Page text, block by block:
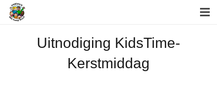
Uitnodiging KidsTime-
Kerstmiddag